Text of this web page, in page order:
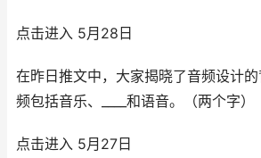
点击进入 5月28日
在昨日推文中，大家揭晓了音频设计
频包括音乐、____和语音。（两个字）
点击进入 5月27日